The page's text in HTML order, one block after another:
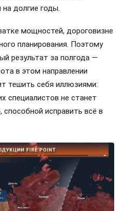
долгие годы.
мощностей, дороговизне
планирования. Поэтому
результат за полгода —
в этом направлении
тешить себя иллюзиями:
специалистов не станет
исправить всё в